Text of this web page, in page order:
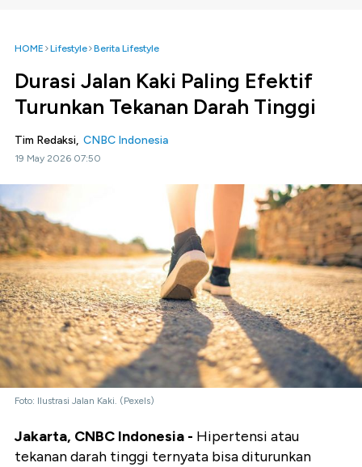
HOME Lifestyle Berita Lifestyle
Durasi Jalan Kaki Paling Efektif
Turunkan Tekanan Darah Tinggi
Tim Redaksi, CNBC Indonesia
19 May 2026 07:50
Foto: Ilustrasi Jalan Kaki. (Pexels)
Jakarta, CNBC Indonesia - Hipertensi atau
tekanan darah tinggi ternyata bisa diturunkan